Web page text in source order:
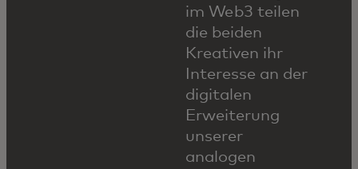
im Web3 teilen
die beiden
Kreativen ihr
Interesse an der
digitalen
Erweiterung
unserer
analogen